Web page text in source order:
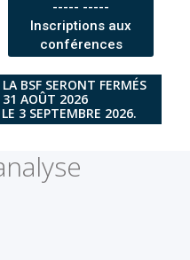
----- -----
Inscriptions aux
conférences
BSF SERONT FERMÉS
31 AOÛT 2026
3 SEPTEMBRE 2026.